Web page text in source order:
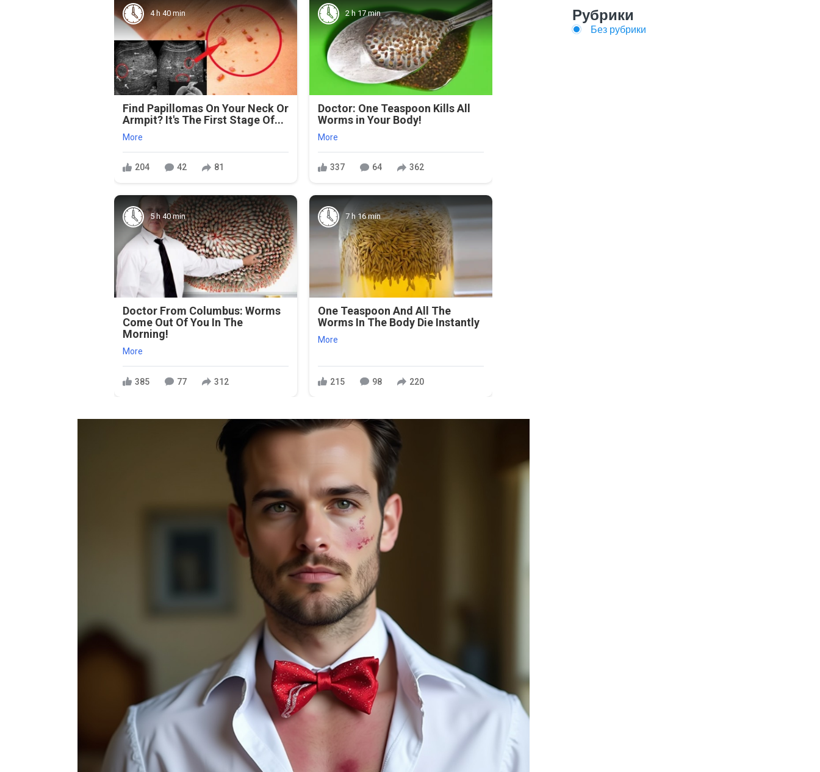
4 h 40 min
Find Papillomas On Your Neck Or
Armpit? It's The First Stage Of...
More
204 42 81
2 h 17 min
Doctor: One Teaspoon Kills All
Worms in Your Body!
More
337 64 362
5 h 40 min
Doctor From Columbus: Worms
Come Out Of You In The
Morning!
More
385 77 312
7 h 16 min
One Teaspoon And All The
Worms In The Body Die Instantly
More
215 98 220
Рубрики
Без рубрики